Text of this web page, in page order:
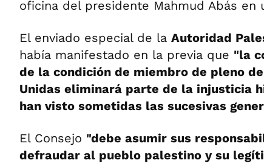
oficina del presidente Mahmud Abás en
El enviado especial de la Autoridad
había manifestado en la previa que "la
de la condición de miembro de pleno
Unidas eliminará parte de la injusticia
han visto sometidas las sucesivas
El Consejo "debe asumir sus
defraudar al pueblo palestino y su